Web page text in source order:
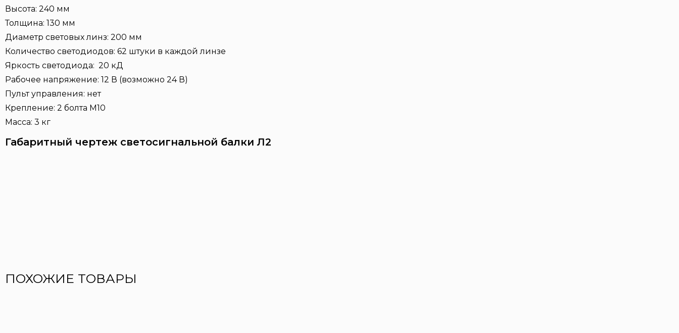
Высота: 240 мм
Толщина: 130 мм
Диаметр световых линз: 200 мм
Количество светодиодов: 62 штуки в каждой линзе
Яркость светодиода: 20 кД
Рабочее напряжение: 12 В (возможно 24 В)
Пульт управления: нет
Крепление: 2 болта М10
Масса: 3 кг
Габаритный чертеж светосигнальной балки Л2
ПОХОЖИЕ ТОВАРЫ